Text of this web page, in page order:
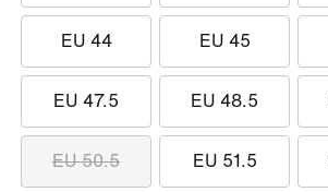
EU 44 EU 45
EU 47.5 EU 48.5
EU 50.5 EU 51.5